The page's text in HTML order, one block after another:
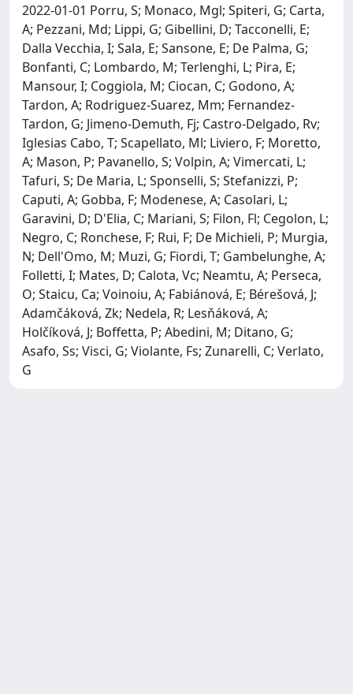
2022-01-01 Porru, S; Monaco, Mgl; Spiteri, G; Carta,
A; Pezzani, Md; Lippi, G; Gibellini, D; Tacconelli, E;
Dalla Vecchia, I; Sala, E; Sansone, E; De Palma, G;
Bonfanti, C; Lombardo, M; Terlenghi, L; Pira, E;
Mansour, I; Coggiola, M; Ciocan, C; Godono, A;
Tardon, A; Rodriguez-Suarez, Mm; Fernandez-
Tardon, G; Jimeno-Demuth, Fj; Castro-Delgado, Rv;
Iglesias Cabo, T; Scapellato, Ml; Liviero, F; Moretto,
A; Mason, P; Pavanello, S; Volpin, A; Vimercati, L;
Tafuri, S; De Maria, L; Sponselli, S; Stefanizzi, P;
Caputi, A; Gobba, F; Modenese, A; Casolari, L;
Garavini, D; D'Elia, C; Mariani, S; Filon, Fl; Cegolon, L;
Negro, C; Ronchese, F; Rui, F; De Michieli, P; Murgia,
N; Dell'Omo, M; Muzi, G; Fiordi, T; Gambelunghe, A;
Folletti, I; Mates, D; Calota, Vc; Neamtu, A; Perseca,
O; Staicu, Ca; Voinoiu, A; Fabiánová, E; Bérešová, J;
Adamčáková, Zk; Nedela, R; Lesňáková, A;
Holčíková, J; Boffetta, P; Abedini, M; Ditano, G;
Asafo, Ss; Visci, G; Violante, Fs; Zunarelli, C; Verlato,
G